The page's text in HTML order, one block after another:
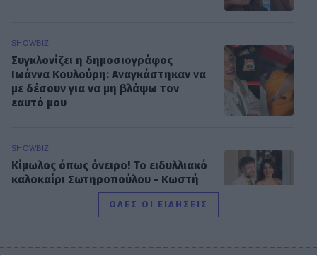
SHOWBIZ
Συγκλονίζει η δημοσιογράφος
Ιωάννα Κουλούρη: Αναγκάστηκαν να
με δέσουν για να μη βλάψω τον
εαυτό μου
SHOWBIZ
Κίμωλος όπως όνειρο! Το ειδυλλιακό
καλοκαίρι Σωτηροπούλου - Κωστή
Μαραβέγια μέσα από εικονές
ΟΛΕΣ ΟΙ ΕΙΔΗΣΕΙΣ